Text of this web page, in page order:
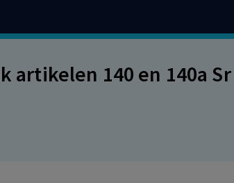
artikelen 140 en 140a Sr